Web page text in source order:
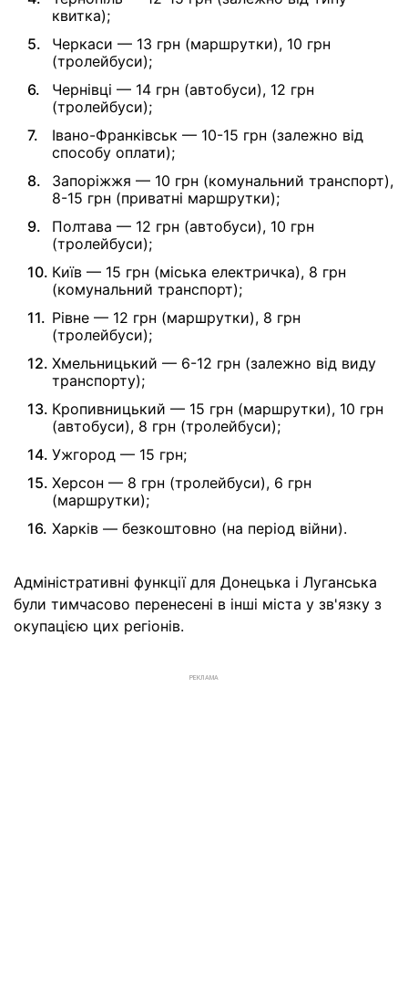
квитка);
Черкаси — 13 грн (маршрутки), 10 грн
(тролейбуси);
Чернівці — 14 грн (автобуси), 12 грн
(тролейбуси);
Івано-Франківськ — 10-15 грн (залежно від
способу оплати);
Запоріжжя — 10 грн (комунальний транспорт),
8-15 грн (приватні маршрутки);
Полтава — 12 грн (автобуси), 10 грн
(тролейбуси);
Київ — 15 грн (міська електричка), 8 грн
(комунальний транспорт);
Рівне — 12 грн (маршрутки), 8 грн
(тролейбуси);
Хмельницький — 6-12 грн (залежно від виду
транспорту);
Кропивницький — 15 грн (маршрутки), 10 грн
(автобуси), 8 грн (тролейбуси);
Ужгород — 15 грн;
Херсон — 8 грн (тролейбуси), 6 грн
(маршрутки);
Харків — безкоштовно (на період війни).
Адміністративні функції для Донецька і Луганська
були тимчасово перенесені в інші міста у зв'язку з
окупацією цих регіонів.
РЕКЛАМА